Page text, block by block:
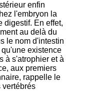
enfin
l'embryon la
digestif. En effet,
au delà du
le nom d'intestin
existence
à s'atrophier et à
aux premiers
rappelle le
vertébrés